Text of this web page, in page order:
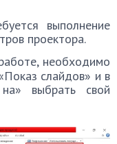
выполнение
проектора.
необходимо
слайдов» и в
выбрать свой